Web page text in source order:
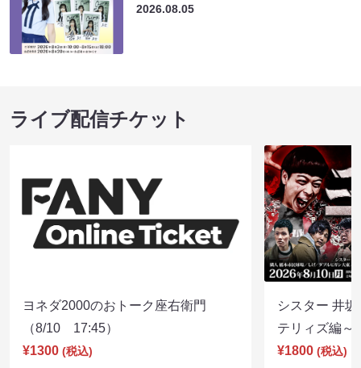
2026.08.05
ライブ配信チケット
ヨネダ2000のおトーク座右衛門
（8/10 17:45）
¥1300 (税込)
シスター 井
テリィズ編
¥1800 (税込)